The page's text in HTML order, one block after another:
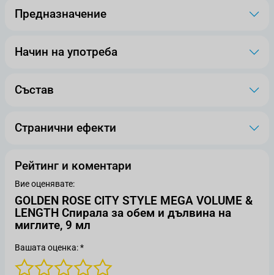
Предназначение
Начин на употреба
Състав
Странични ефекти
Рейтинг и коментари
Вие оценявате:
GOLDEN ROSE CITY STYLE MEGA VOLUME &
LENGTH Спирала за обем и дълвина на
миглите, 9 мл
Вашата оценка: *